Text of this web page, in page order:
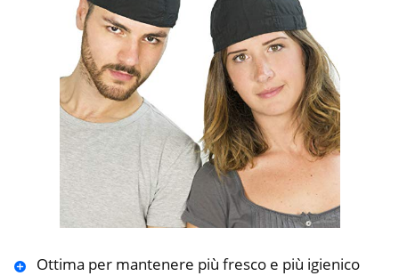
Ottima per mantenere più fresco e più igienico